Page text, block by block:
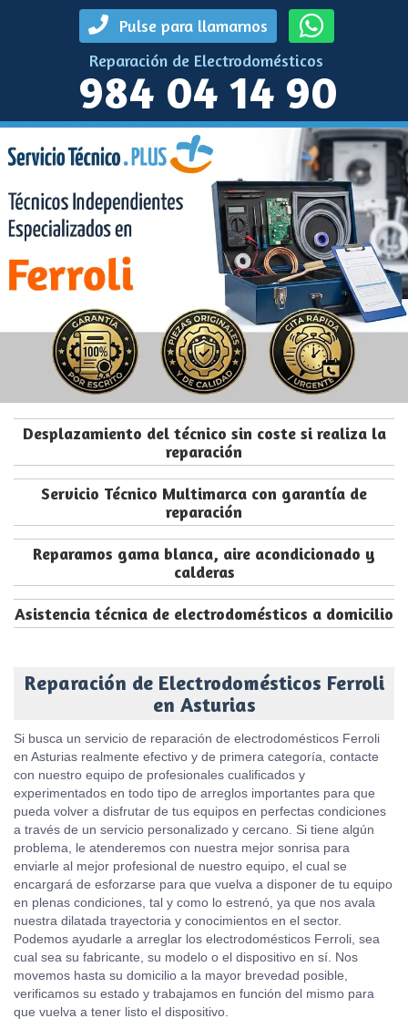
Pulse para llamarnos
Reparación de Electrodomésticos
984 04 14 90
Desplazamiento del técnico sin coste si realiza la
reparación
Servicio Técnico Multimarca con garantía de
reparación
Reparamos gama blanca, aire acondicionado y
calderas
Asistencia técnica de electrodomésticos a domicilio
Reparación de Electrodomésticos Ferroli
en Asturias
Si busca un servicio de reparación de electrodomésticos Ferroli
en Asturias realmente efectivo y de primera categoría, contacte
con nuestro equipo de profesionales cualificados y
experimentados en todo tipo de arreglos importantes para que
pueda volver a disfrutar de tus equipos en perfectas condiciones
a través de un servicio personalizado y cercano. Si tiene algún
problema, le atenderemos con nuestra mejor sonrisa para
enviarle al mejor profesional de nuestro equipo, el cual se
encargará de esforzarse para que vuelva a disponer de tu equipo
en plenas condiciones, tal y como lo estrenó, ya que nos avala
nuestra dilatada trayectoria y conocimientos en el sector.
Podemos ayudarle a arreglar los electrodomésticos Ferroli, sea
cual sea su fabricante, su modelo o el dispositivo en sí. Nos
movemos hasta su domicilio a la mayor brevedad posible,
verificamos su estado y trabajamos en función del mismo para
que vuelva a tener listo el dispositivo.